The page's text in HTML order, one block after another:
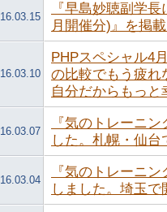
16.03.15
『早島妙聴副学
月開催分)』を掲
16.03.10
PHPスペシャル4
の比較でもう疲れ
自分だからもっ
16.03.07
『気のトレーニ
した。札幌・仙
16.03.04
『気のトレーニ
しました。埼玉